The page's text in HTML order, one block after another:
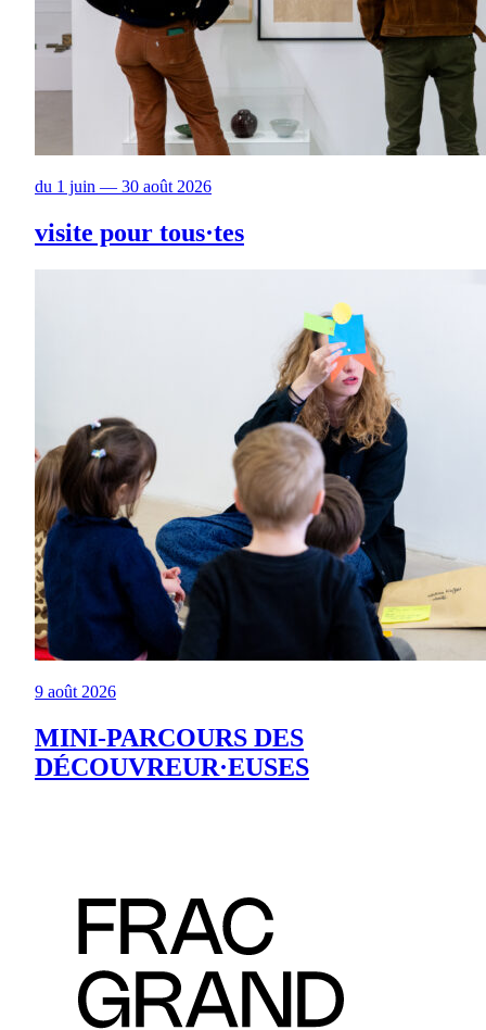
du 1 juin — 30 août 2026
visite pour tous·tes
9 août 2026
MINI-PARCOURS DES
DÉCOUVREUR·EUSES